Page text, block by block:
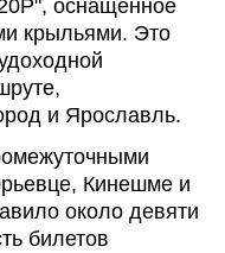
оснащенное
крыльями. Это
и Ярославль.
Кинешме и
около девяти
билетов